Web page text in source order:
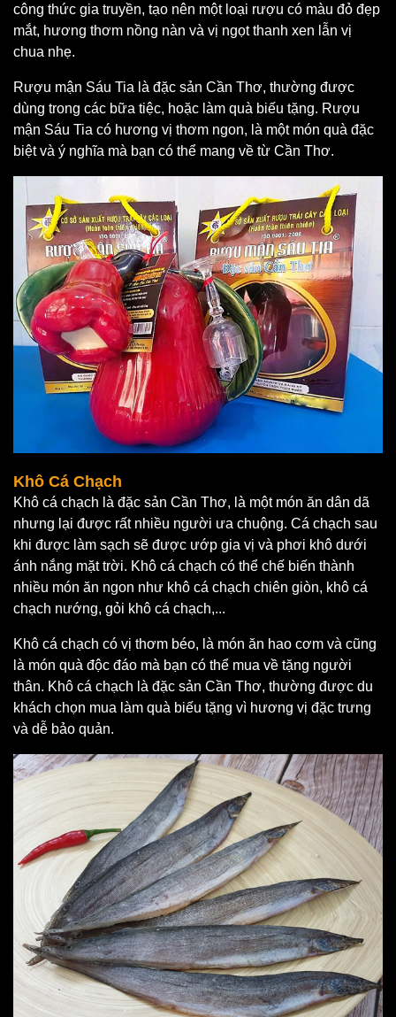
công thức gia truyền, tạo nên một loại rượu có màu đỏ đẹp
mắt, hương thơm nồng nàn và vị ngọt thanh xen lẫn vị
chua nhẹ.
Rượu mận Sáu Tia là đặc sản Cần Thơ, thường được
dùng trong các bữa tiệc, hoặc làm quà biếu tặng. Rượu
mận Sáu Tia có hương vị thơm ngon, là một món quà đặc
biệt và ý nghĩa mà bạn có thể mang về từ Cần Thơ.
Khô Cá Chạch
Khô cá chạch là đặc sản Cần Thơ, là một món ăn dân dã
nhưng lại được rất nhiều người ưa chuộng. Cá chạch sau
khi được làm sạch sẽ được ướp gia vị và phơi khô dưới
ánh nắng mặt trời. Khô cá chạch có thể chế biến thành
nhiều món ăn ngon như khô cá chạch chiên giòn, khô cá
chạch nướng, gỏi khô cá chạch,...
Khô cá chạch có vị thơm béo, là món ăn hao cơm và cũng
là món quà độc đáo mà bạn có thể mua về tặng người
thân. Khô cá chạch là đặc sản Cần Thơ, thường được du
khách chọn mua làm quà biếu tặng vì hương vị đặc trưng
và dễ bảo quản.